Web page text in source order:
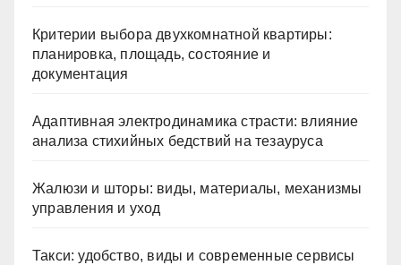
Критерии выбора двухкомнатной квартиры:
планировка, площадь, состояние и
документация
Адаптивная электродинамика страсти: влияние
анализа стихийных бедствий на тезауруса
Жалюзи и шторы: виды, материалы, механизмы
управления и уход
Такси: удобство, виды и современные сервисы